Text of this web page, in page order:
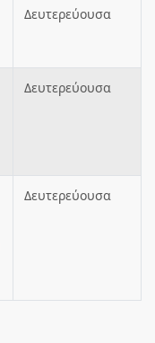
Δευτερεύουσα
Δευτερεύουσα
Δευτερεύουσα